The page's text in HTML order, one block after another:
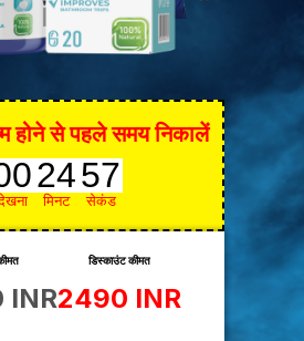
होने से पहले समय निकालें
24
मिनट
56
सेकंड
डिस्काउंट कीमत
2490 INR